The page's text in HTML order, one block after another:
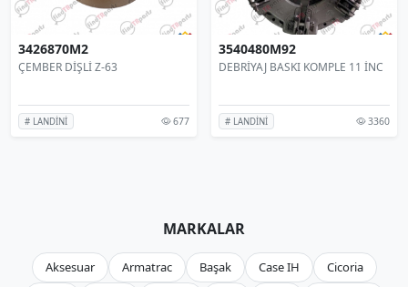
3426870M2
ÇEMBER DİŞLİ Z-63
# LANDİNİ 677
3540480M92
DEBRİYAJ BASKI KOMPLE 11 İNC
# LANDİNİ 3360
MARKALAR
Aksesuar Armatrac Başak Case IH
Cicoria